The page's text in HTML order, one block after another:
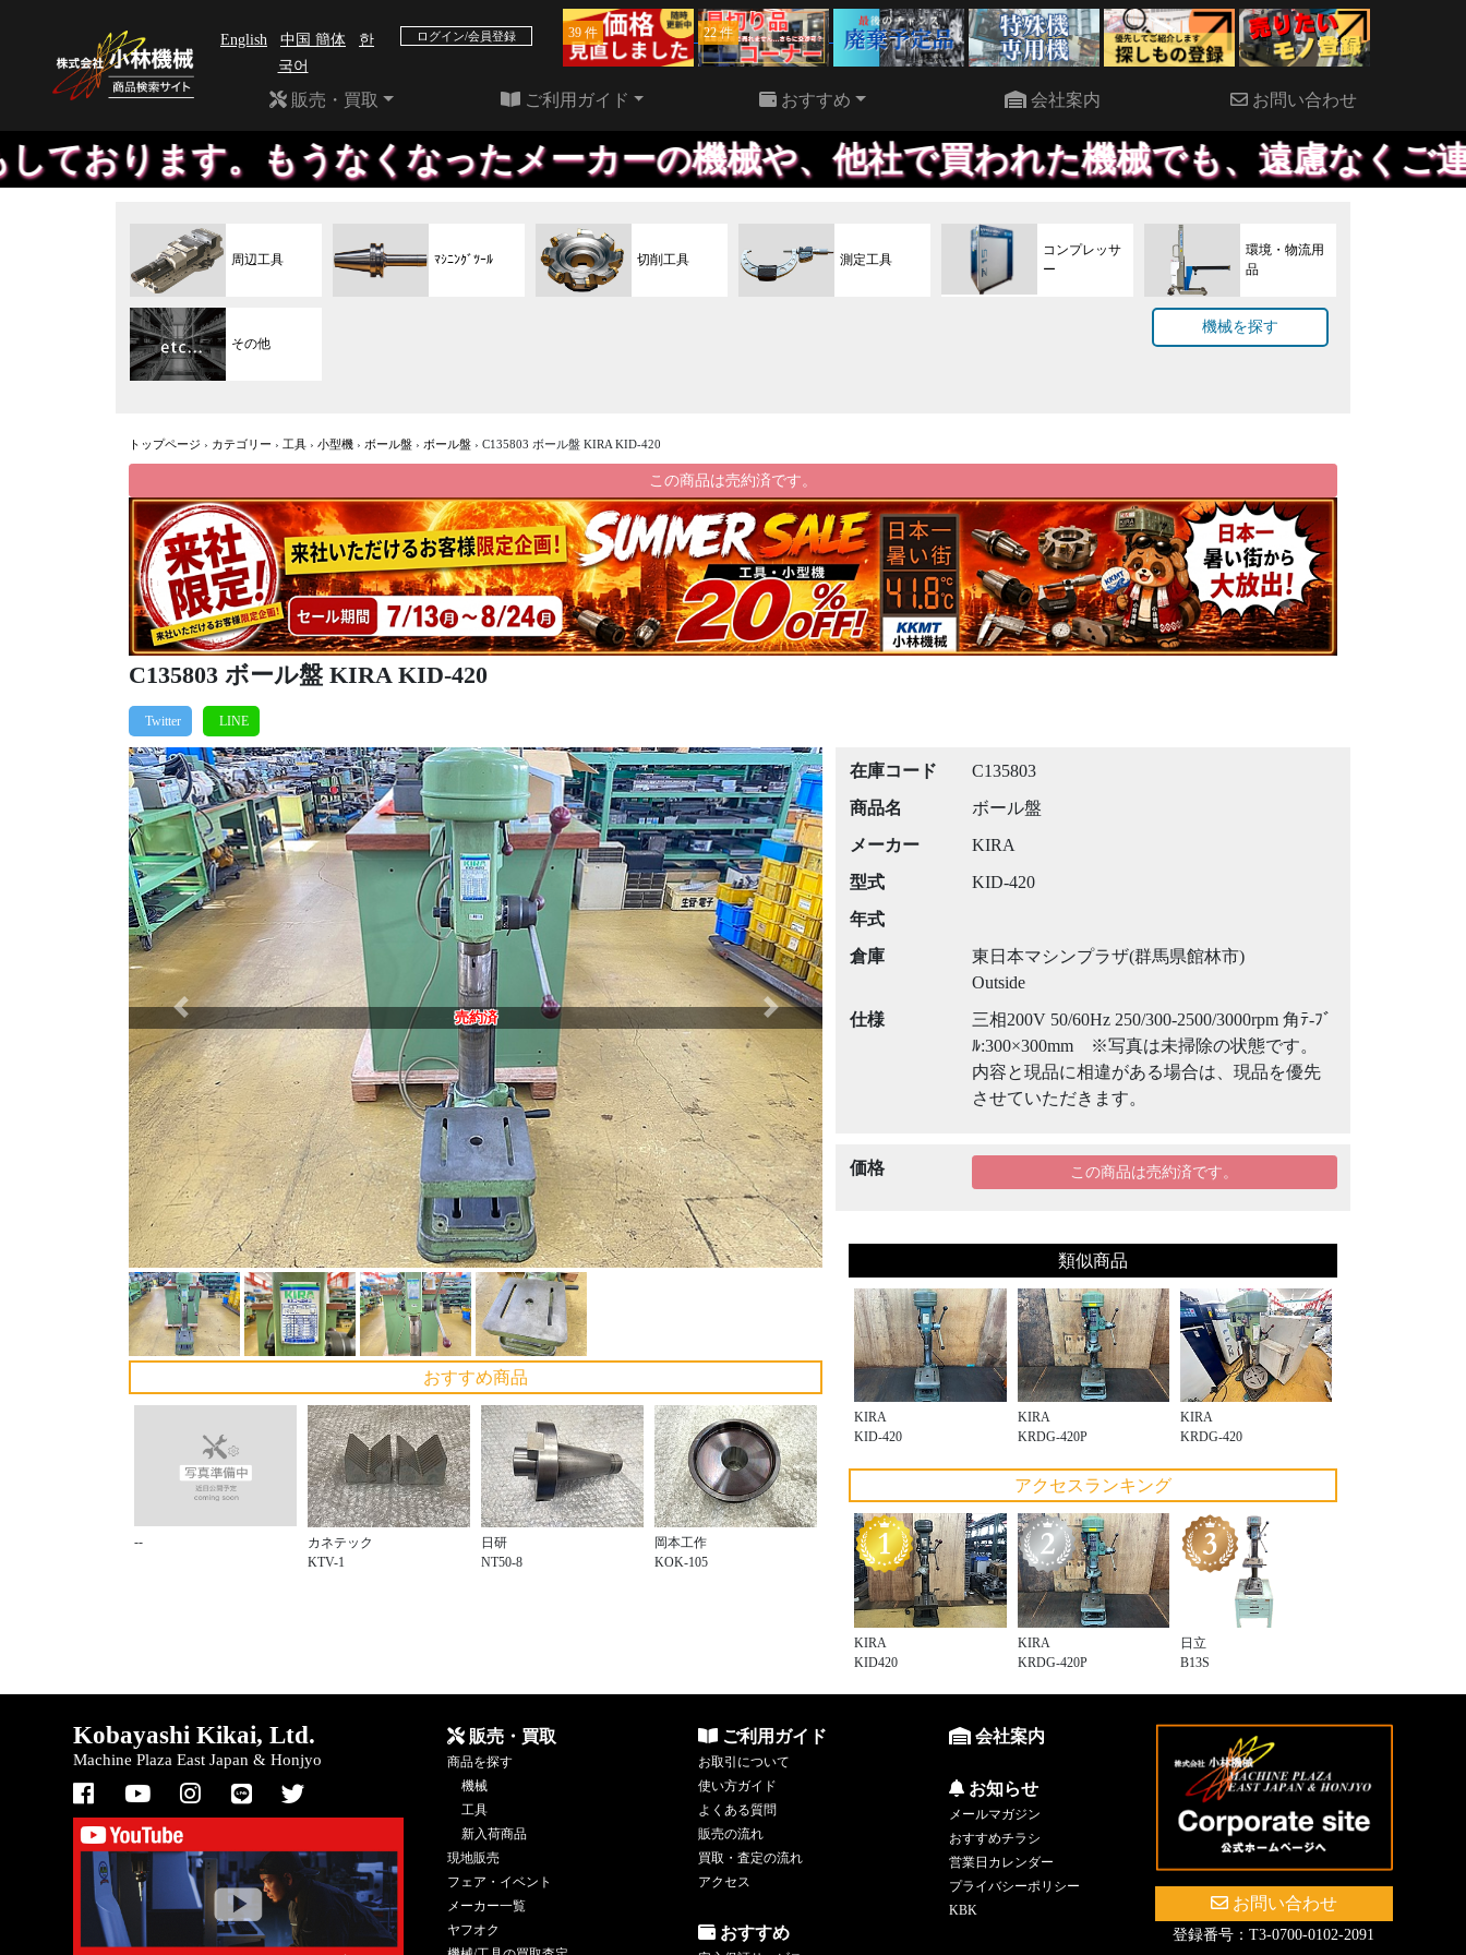
English 中国 簡体
한
국어
ログイン/会員登録 39 件 22 件
販売・買取 ご利用ガイド おすすめ 会社案内 お問い合わせ
うなくなったメーカーの機械や、他社で買われた機械でも、遠慮なくご連絡ください。
周辺工具 ﾏｼﾆﾝｸﾞﾂｰﾙ 切削工具 測定工具
コンプレッサ
ー
環境・物流用
品
その他
機械を探す
トップページ › カテゴリー › 工具 › 小型機 › ボール盤 › ボール盤 › C135803 ボール盤 KIRA KID-420
この商品は売約済です。
C135803 ボール盤 KIRA KID-420
売約済
Previous Next
おすすめ商品
--
カネテック
KTV-1
日研
NT50-8
岡本工作
KOK-105
在庫コード
C135803
商品名
ボール盤
メーカー
KIRA
型式
KID-420
年式
倉庫
東日本マシンプラザ(群馬県館林市)
Outside
仕様
三相200V 50/60Hz 250/300-2500/3000rpm 角ﾃ-ﾌﾞ
ﾙ:300×300mm ※写真は未掃除の状態です。
内容と現品に相違がある場合は、現品を優先
させていただきます。
価格 この商品は売約済です。
類似商品
KIRA
KID-420
KIRA
KRDG-420P
KIRA
KRDG-420
アクセスランキング
KIRA
KID420
KIRA
KRDG-420P
日立
B13S
Kobayashi Kikai, Ltd.
Machine Plaza East Japan & Honjyo
販売・買取
商品を探す
機械
工具
新入荷商品
現地販売
フェア・イベント
メーカー一覧
ヤフオク
ご利用ガイド
お取引について
使い方ガイド
よくある質問
販売の流れ
買取・査定の流れ
アクセス
おすすめ
会社案内
お知らせ
メールマガジン
おすすめチラシ
営業日カレンダー
プライバシーポリシー
KBK
お問い合わせ
登録番号：T3-0700-0102-2091